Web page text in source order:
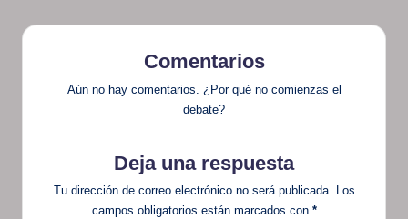
Comentarios
Aún no hay comentarios. ¿Por qué no comienzas el
debate?
Deja una respuesta
Tu dirección de correo electrónico no será publicada. Los
campos obligatorios están marcados con *